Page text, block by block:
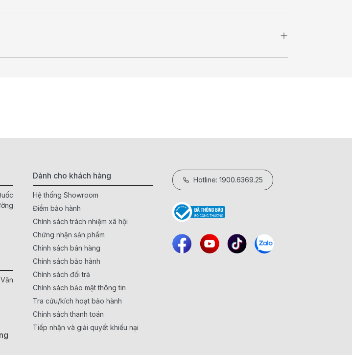
Dành cho khách hàng
Hệ thống Showroom
Điểm bảo hành
Chính sách trách nhiệm xã hội
Chứng nhận sản phẩm
Chính sách bán hàng
Chính sách bảo hành
Chính sách đổi trả
Chính sách bảo mật thông tin
Tra cứu/kích hoạt bảo hành
Chính sách thanh toán
Tiếp nhận và giải quyết khiếu nại
Hotline: 1900.6369.25